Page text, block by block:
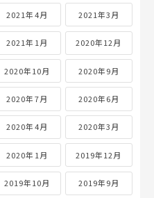
2021年4月 2021年3月
2021年1月 2020年12月
2020年10月 2020年9月
2020年7月 2020年6月
2020年4月 2020年3月
2020年1月 2019年12月
2019年10月 2019年9月